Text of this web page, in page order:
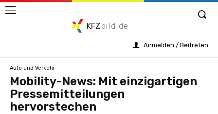
KFZ bild.de
Anmelden / Beitreten
Auto und Verkehr
Mobility-News: Mit einzigartigen
Pressemitteilungen
hervorstechen